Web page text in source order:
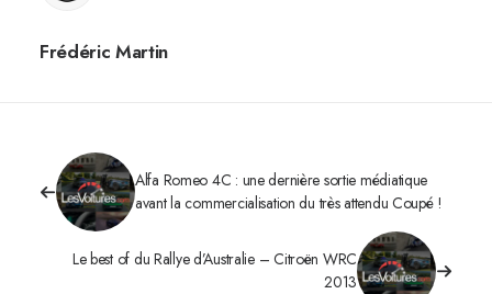
Frédéric Martin
Alfa Romeo 4C : une dernière sortie médiatique
avant la commercialisation du très attendu Coupé !
Le best of du Rallye d’Australie – Citroën WRC
2013